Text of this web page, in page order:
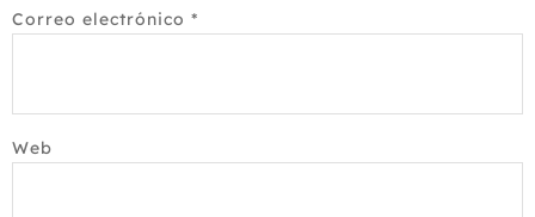
Correo electrónico *
Web